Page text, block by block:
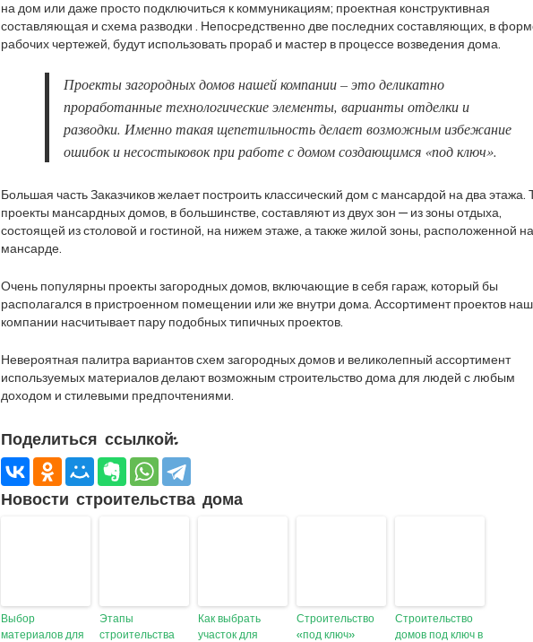
на дом или даже просто подключиться к коммуникациям; проектная конструктивная
составляющая и схема разводки . Непосредственно две последних составляющих, в
рабочих чертежей, будут использовать прораб и мастер в процессе возведения дома.
Проекты загородных домов нашей компании – это деликатно
проработанные технологические элементы, варианты отделки и
разводки. Именно такая щепетильность делает возможным избежание
ошибок и несостыковок при работе с домом создающимся «под ключ».
Большая часть Заказчиков желает построить классический дом с мансардой на два этажа.
проекты мансардных домов, в большинстве, составляют из двух зон — из зоны отдыха,
состоящей из столовой и гостиной, на нижем этаже, а также жилой зоны, расположенной на
мансарде.
Очень популярны проекты загородных домов, включающие в себя гараж, который бы
располагался в пристроенном помещении или же внутри дома. Ассортимент проектов
компании насчитывает пару подобных типичных проектов.
Невероятная палитра вариантов схем загородных домов и великолепный ассортимент
используемых материалов делают возможным строительство дома для людей с любым
доходом и стилевыми предпочтениями.
Поделиться ссылкой:
Новости строительства дома
Выбор
материалов для
Этапы
строительства
Как выбрать
участок для
Строительство
«под ключ»
Строительство
домов под ключ в